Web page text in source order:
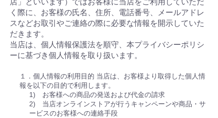
店」といいます）ではお客様に当店をご利用していただ
く際に、お客様の氏名、住所、電話番号、メールアドレ
スなどお取引やご連絡の際に必要な情報を開示していた
だきます。
当店は、個人情報保護法を順守、本プライバシーポリシ
ーに基づき個人情報を取り扱います。
１．個人情報の利用目的 当店は、お客様より取得した個人情
報を以下の目的で利用します。
1) お客様への商品の発送および代金の請求
2) 当店オンラインストアが行うキャンペーンや商品・サ
ービスのお客様への連絡手段